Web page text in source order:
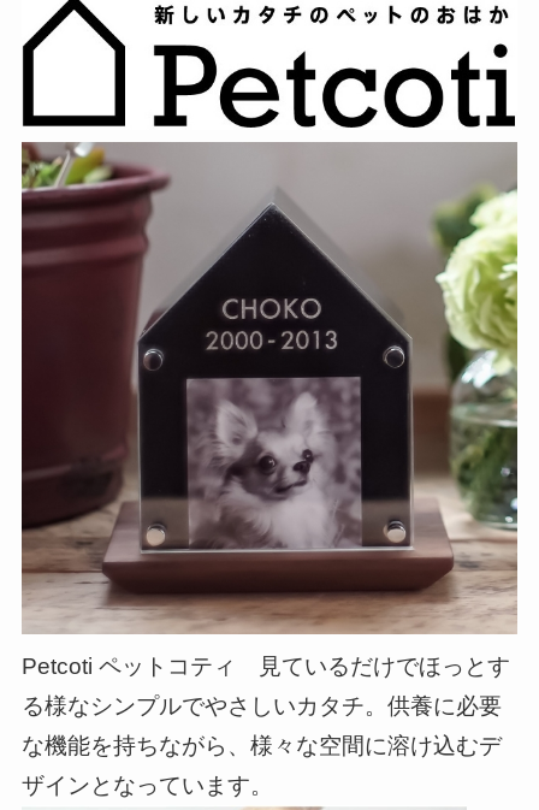
Petcoti ペットコティ 見ているだけでほっとす
る様なシンプルでやさしいカタチ。供養に必要
な機能を持ちながら、様々な空間に溶け込むデ
ザインとなっています。